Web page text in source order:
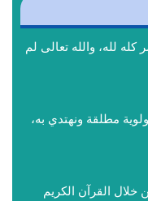
لله، والله تعالى لم
مطلقة ونهتدي به،
خلال القرآن الكريم